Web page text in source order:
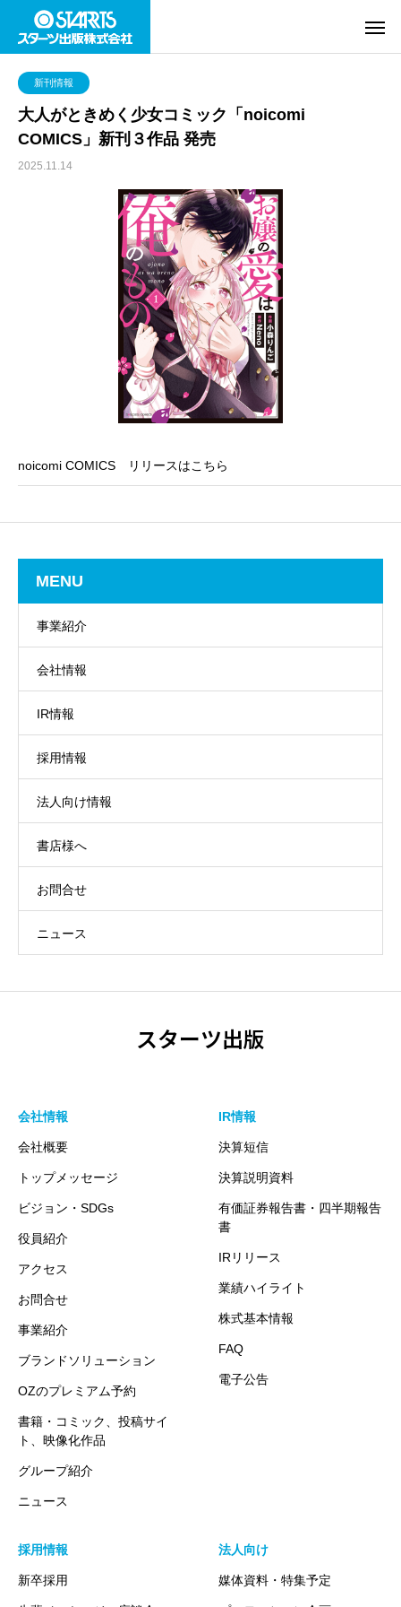
新刊情報
大人がときめく少女コミック「noicomi
COMICS」新刊３作品 発売
2025.11.14
noicomi COMICS リリースはこちら
MENU
事業紹介
会社情報
IR情報
採用情報
法人向け情報
書店様へ
お問合せ
ニュース
スターツ出版
会社情報
会社概要
トップメッセージ
ビジョン・SDGs
役員紹介
アクセス
お問合せ
事業紹介
ブランドソリューション
OZのプレミアム予約
書籍・コミック、投稿サイ
ト、映像化作品
グループ紹介
ニュース
IR情報
決算短信
決算説明資料
有価証券報告書・四半期報告
書
IRリリース
業績ハイライト
株式基本情報
FAQ
電子公告
採用情報
新卒採用
法人向け
媒体資料・特集予定